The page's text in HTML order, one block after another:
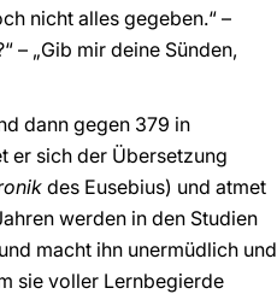
nicht alles gegeben.“ –
– „Gib mir deine Sünden,
dann gegen 379 in
er sich der Übersetzung
des Eusebius) und atmet
werden in den Studien
macht ihn unermüdlich und
sie voller Lernbegierde